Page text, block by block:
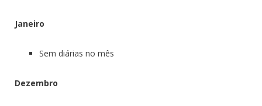
Janeiro
Sem diárias no mês
Dezembro